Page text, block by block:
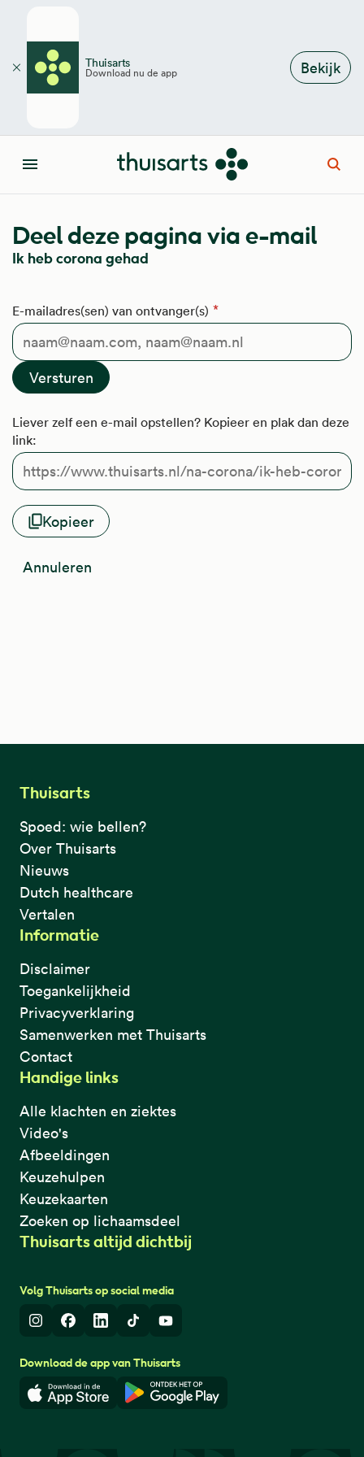
Thuisarts
Download nu de app Bekijk
Sluiten
Menu
Deel deze pagina via e-mail
Ik heb corona gehad
E-mailadres(sen) van ontvanger(s)
Liever zelf een e-mail opstellen? Kopieer en plak dan deze
link:
Kopieer
Annuleren
Thuisarts
Spoed: wie bellen?
Over Thuisarts
Nieuws
Dutch healthcare
Vertalen
Informatie
Disclaimer
Toegankelijkheid
Privacyverklaring
Samenwerken met Thuisarts
Contact
Handige links
Alle klachten en ziektes
Video's
Afbeeldingen
Keuzehulpen
Keuzekaarten
Zoeken op lichaamsdeel
Thuisarts altijd dichtbij
Volg Thuisarts op social media
InstagramFacebook
LinkedInTikTokYoutube
Download de app van Thuisarts
Download in de App StoreDownload in de Google Play